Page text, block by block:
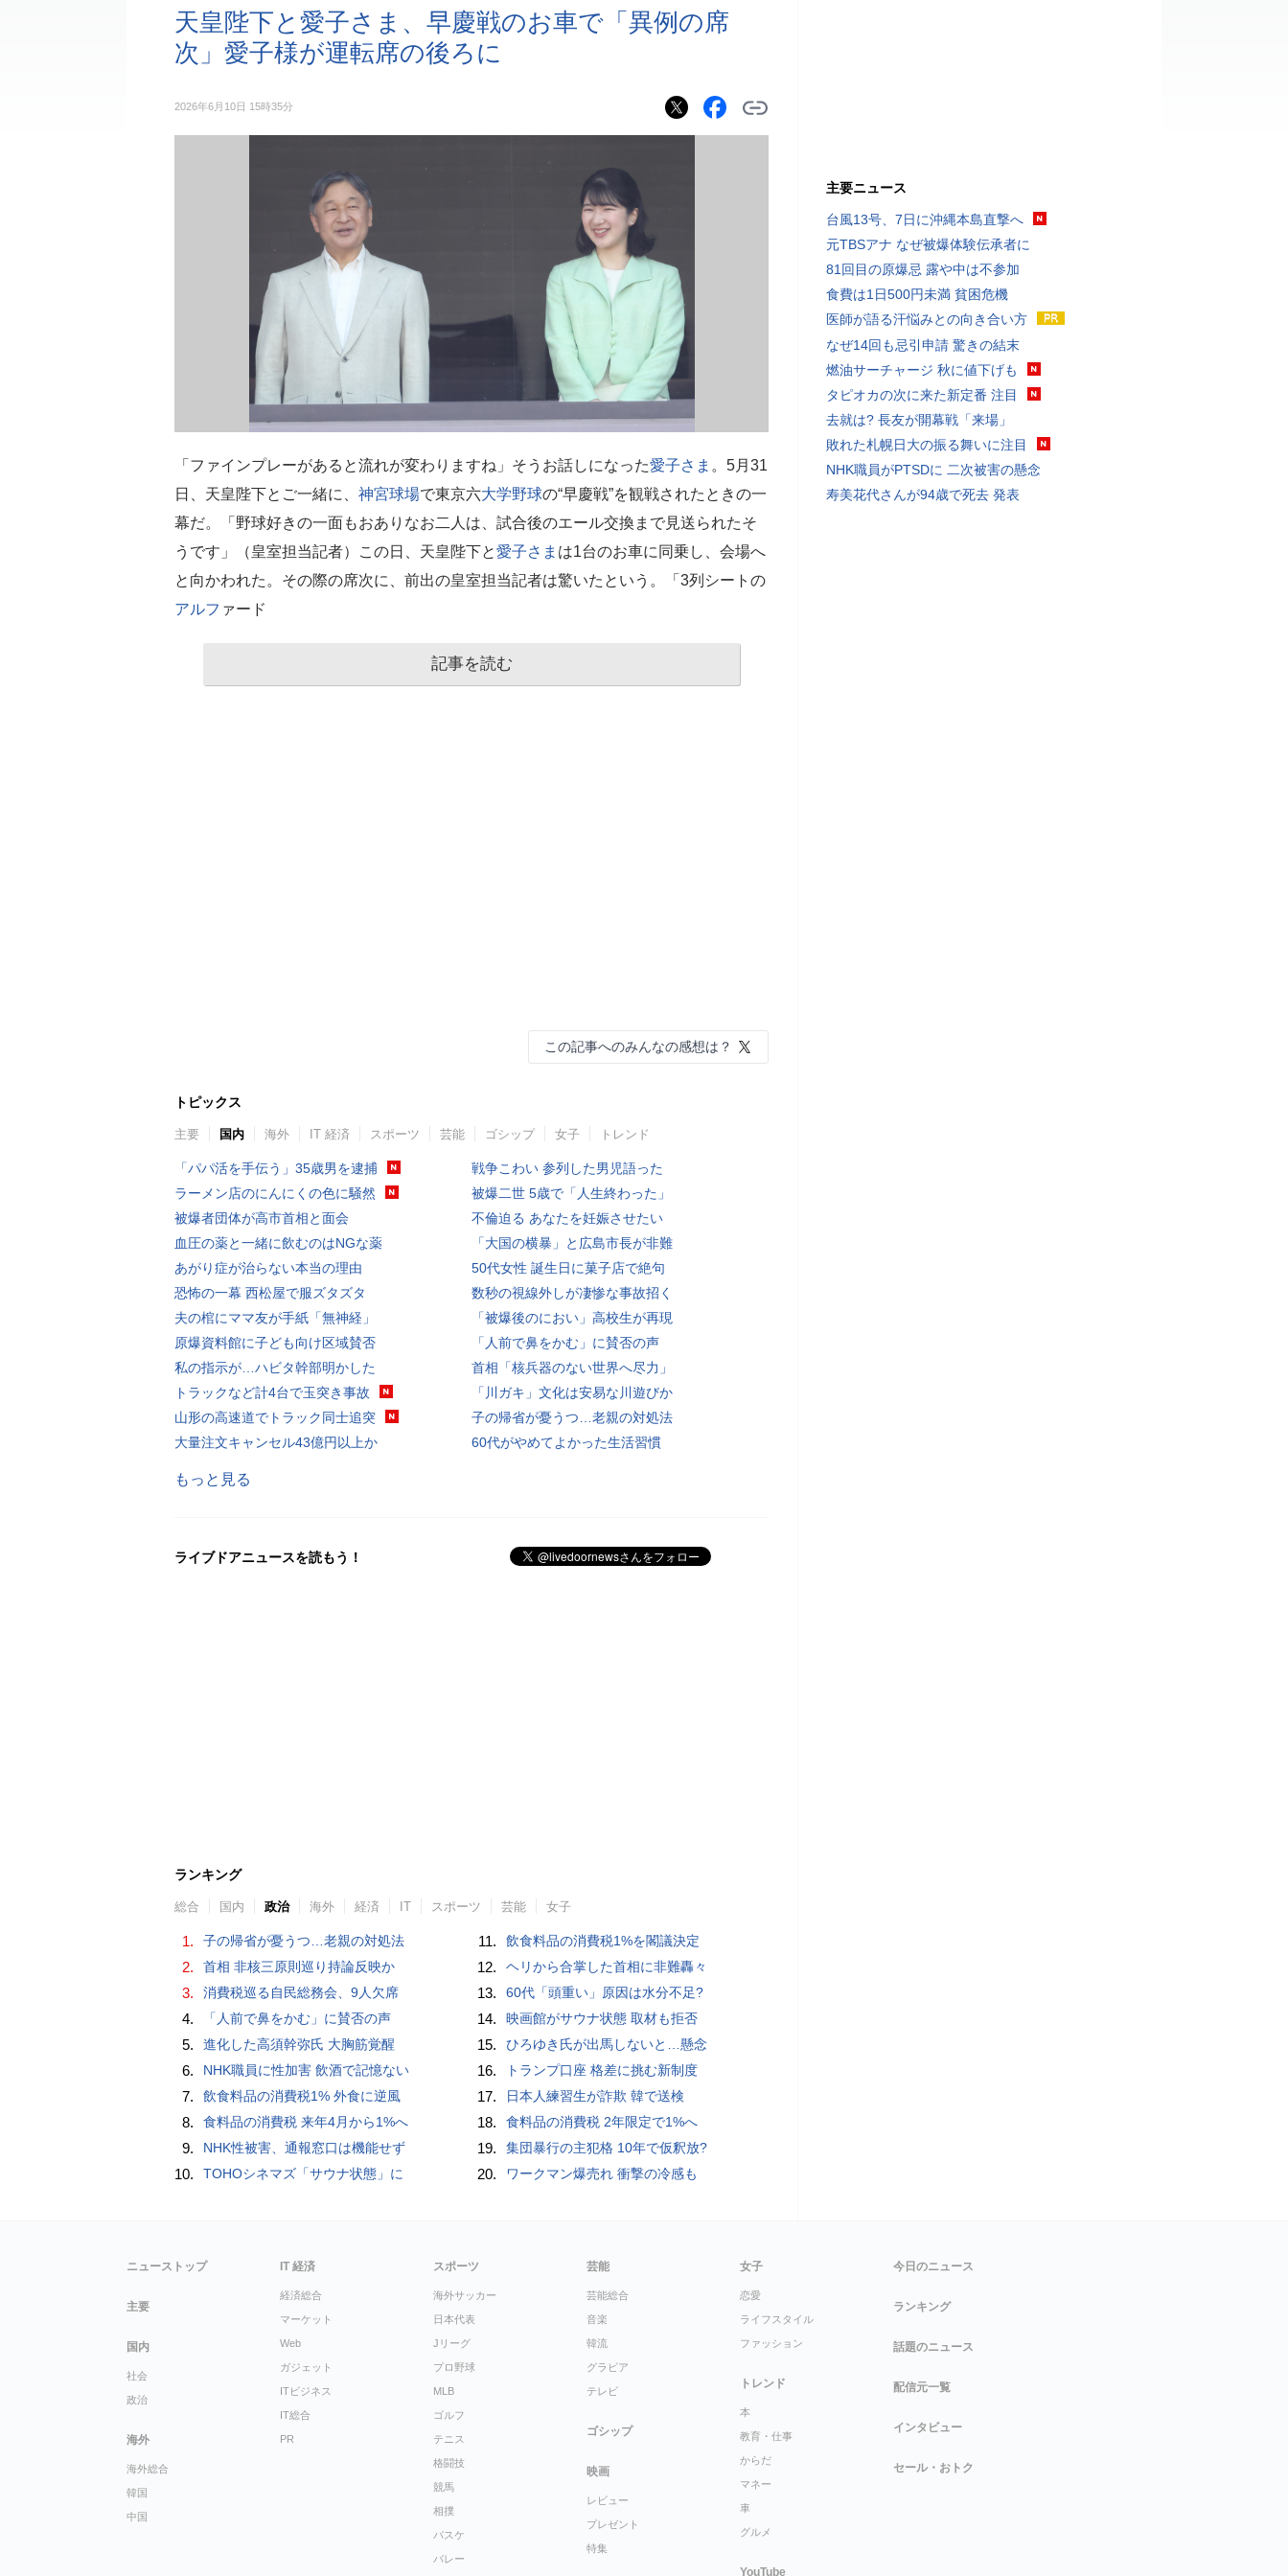
天皇陛下と愛子さま、早慶戦のお車で「異例の席
次」愛子様が運転席の後ろに
2026年6月10日 15時35分
「ファインプレーがあると流れが変わりますね」そうお話しになった愛子さま 。5月31
日、天皇陛下とご一緒に、 神宮球場で東京六大学野球の“早慶戦”を観戦されたときの一
幕だ。「野球好きの一面もおありなお二人は、試合後のエール交換まで見送られたそ
うです」（皇室担当記者）この日、天皇陛下と愛子さま は1台のお車に同乗し、会場へ
と向かわれた。その際の席次に、前出の皇室担当記者は驚いたという。「3列シートの
アルフ ァード
記事を読む
この記事へのみんなの感想は？
トピックス
主要 国内 海外 IT 経済 スポーツ 芸能 ゴシップ 女子 トレンド
「パパ活を手伝う」35歳男を逮捕
ラーメン店のにんにくの色に騒然
被爆者団体が高市首相と面会
血圧の薬と一緒に飲むのはNGな薬
あがり症が治らない本当の理由
恐怖の一幕 西松屋で服ズタズタ
夫の棺にママ友が手紙「無神経」
原爆資料館に子ども向け区域賛否
私の指示が…ハビタ幹部明かした
トラックなど計4台で玉突き事故
山形の高速道でトラック同士追突
大量注文キャンセル43億円以上か
戦争こわい 参列した男児語った
被爆二世 5歳で「人生終わった」
不倫迫る あなたを妊娠させたい
「大国の横暴」と広島市長が非難
50代女性 誕生日に菓子店で絶句
数秒の視線外しが凄惨な事故招く
「被爆後のにおい」高校生が再現
「人前で鼻をかむ」に賛否の声
首相「核兵器のない世界へ尽力」
「川ガキ」文化は安易な川遊びか
子の帰省が憂うつ…老親の対処法
60代がやめてよかった生活習慣
もっと見る
ライブドアニュースを読もう！
ランキング
総合 国内 政治 海外 経済 IT スポーツ 芸能 女子
1. 子の帰省が憂うつ…老親の対処法
2. 首相 非核三原則巡り持論反映か
3. 消費税巡る自民総務会、9人欠席
4. 「人前で鼻をかむ」に賛否の声
5. 進化した高須幹弥氏 大胸筋覚醒
6. NHK職員に性加害 飲酒で記憶ない
7. 飲食料品の消費税1% 外食に逆風
8. 食料品の消費税 来年4月から1%へ
9. NHK性被害、通報窓口は機能せず
10. TOHOシネマズ「サウナ状態」に
11. 飲食料品の消費税1%を閣議決定
12. ヘリから合掌した首相に非難轟々
13. 60代「頭重い」原因は水分不足?
14. 映画館がサウナ状態 取材も拒否
15. ひろゆき氏が出馬しないと…懸念
16. トランプ口座 格差に挑む新制度
17. 日本人練習生が詐欺 韓で送検
18. 食料品の消費税 2年限定で1%へ
19. 集団暴行の主犯格 10年で仮釈放?
20. ワークマン爆売れ 衝撃の冷感も
主要ニュース
台風13号、7日に沖縄本島直撃へ
元TBSアナ なぜ被爆体験伝承者に
81回目の原爆忌 露や中は不参加
食費は1日500円未満 貧困危機
医師が語る汗悩みとの向き合い方
なぜ14回も忌引申請 驚きの結末
燃油サーチャージ 秋に値下げも
タピオカの次に来た新定番 注目
去就は? 長友が開幕戦「来場」
敗れた札幌日大の振る舞いに注目
NHK職員がPTSDに 二次被害の懸念
寿美花代さんが94歳で死去 発表
ニューストップ
主要
国内
社会
政治
海外
海外総合
韓国
中国
IT 経済
経済総合
マーケット
Web
ガジェット
ITビジネス
IT総合
PR
スポーツ
海外サッカー
日本代表
Jリーグ
プロ野球
MLB
ゴルフ
テニス
格闘技
競馬
相撲
バスケ
バレー
芸能
芸能総合
音楽
韓流
グラビア
テレビ
ゴシップ
映画
レビュー
プレゼント
特集
女子
恋愛
ライフスタイル
ファッション
トレンド
本
教育・仕事
からだ
マネー
車
グルメ
YouTube
今日のニュース
ランキング
話題のニュース
配信元一覧
インタビュー
セール・おトク